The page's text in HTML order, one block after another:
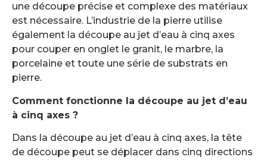
une découpe précise et complexe des matériaux
est nécessaire. L’industrie de la pierre utilise
également la découpe au jet d’eau à cinq axes
pour couper en onglet le granit, le marbre, la
porcelaine et toute une série de substrats en
pierre.
Comment fonctionne la découpe au jet d’eau
à cinq axes ?
Dans la découpe au jet d’eau à cinq axes, la tête
de découpe peut se déplacer dans cinq directions